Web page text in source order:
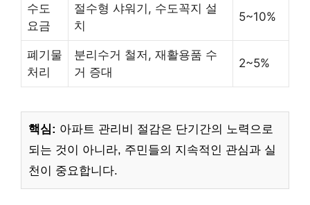
수도
요금
절수형 샤워기, 수도꼭지 설
치
5~10%
폐기물
처리
분리수거 철저, 재활용품 수
거 증대
2~5%
핵심: 아파트 관리비 절감은 단기간의 노력으로
되는 것이 아니라, 주민들의 지속적인 관심과 실
천이 중요합니다.